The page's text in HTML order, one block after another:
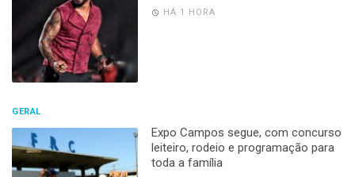
HÁ 1 HORA
GERAL
Expo Campos segue, com concurso
leiteiro, rodeio e programação para
toda a família